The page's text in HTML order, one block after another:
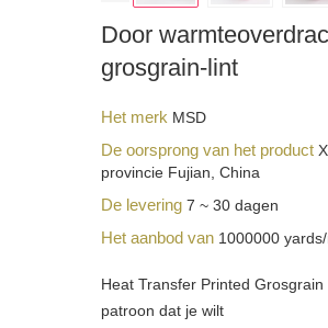
Door
grosgrain-lint
Het merk MSD
De oorsprong van het product
provincie Fujian, China
De levering 7 ~ 30 dagen
Het aanbod van 1000000
Heat Transfer Printed
patroon dat je wilt